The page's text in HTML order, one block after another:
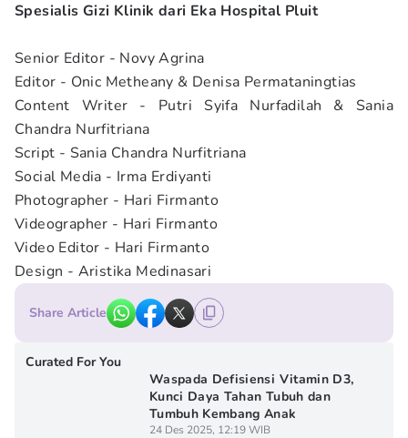
Spesialis Gizi Klinik dari Eka Hospital Pluit
Senior Editor - Novy Agrina
Editor - Onic Metheany & Denisa Permataningtias
Content Writer - Putri Syifa Nurfadilah & Sania
Chandra Nurfitriana
Script - Sania Chandra Nurfitriana
Social Media - Irma Erdiyanti
Photographer - Hari Firmanto
Videographer - Hari Firmanto
Video Editor - Hari Firmanto
Design - Aristika Medinasari
Share Article
Curated For You
Waspada Defisiensi Vitamin D3,
Kunci Daya Tahan Tubuh dan
Tumbuh Kembang Anak
24 Des 2025, 12:19 WIB